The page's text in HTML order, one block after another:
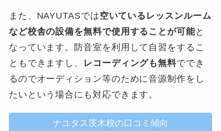
また、NAYUTASでは空いているレッスンルーム
など校舎の設備を無料で使用することが可能と
なっています。防音室を利用して自習をするこ
ともできますし、 レコーディングも無料ででき
るのでオーディション等のために音源制作をし
たいという場合にも対応できます。
ナユタス茨木校の口コミ傾向